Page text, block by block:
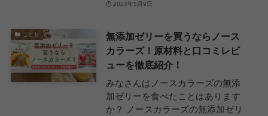
2024年5月9日
こども
無添加ゼリーを買うならノース
カラーズ！原材料と口コミレビ
ューを徹底紹介！
みなさんはノースカラーズの無添
加ゼリーを食べたことはあります
か？ ノースカラーズの無添加ゼリ